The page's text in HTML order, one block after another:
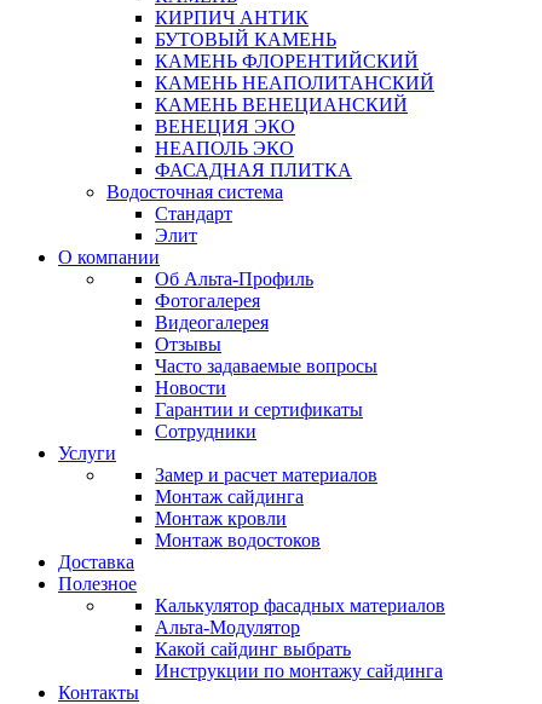
КИРПИЧ АНТИК
БУТОВЫЙ КАМЕНЬ
КАМЕНЬ ФЛОРЕНТИЙСКИЙ
КАМЕНЬ НЕАПОЛИТАНСКИЙ
КАМЕНЬ ВЕНЕЦИАНСКИЙ
ВЕНЕЦИЯ ЭКО
НЕАПОЛЬ ЭКО
ФАСАДНАЯ ПЛИТКА
Водосточная система
Стандарт
Элит
О компании
Об Альта-Профиль
Фотогалерея
Видеогалерея
Отзывы
Часто задаваемые вопросы
Новости
Гарантии и сертификаты
Сотрудники
Услуги
Замер и расчет материалов
Монтаж сайдинга
Монтаж кровли
Монтаж водостоков
Доставка
Полезное
Калькулятор фасадных материалов
Альта-Модулятор
Какой сайдинг выбрать
Инструкции по монтажу сайдинга
Контакты